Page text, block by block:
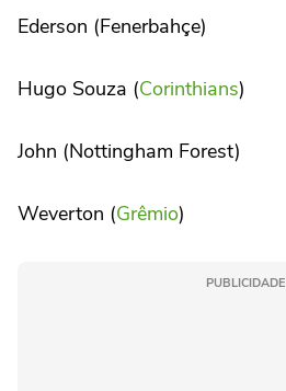
Ederson (Fenerbahçe)
Hugo Souza (Corinthians)
John (Nottingham Forest)
Weverton (Grêmio)
PUBLICIDADE